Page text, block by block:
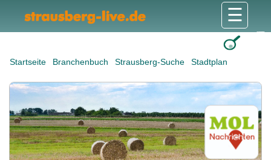
Startseite Branchenbuch Strausberg-Suche Stadtplan
☰